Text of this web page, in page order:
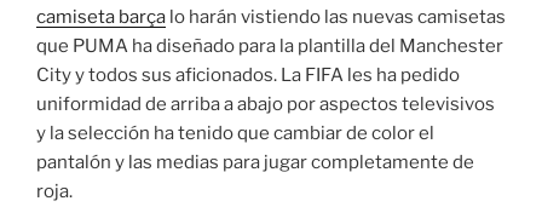
camiseta barça lo harán vistiendo las nuevas camisetas
que PUMA ha diseñado para la plantilla del Manchester
City y todos sus aficionados. La FIFA les ha pedido
uniformidad de arriba a abajo por aspectos televisivos
y la selección ha tenido que cambiar de color el
pantalón y las medias para jugar completamente de
roja.